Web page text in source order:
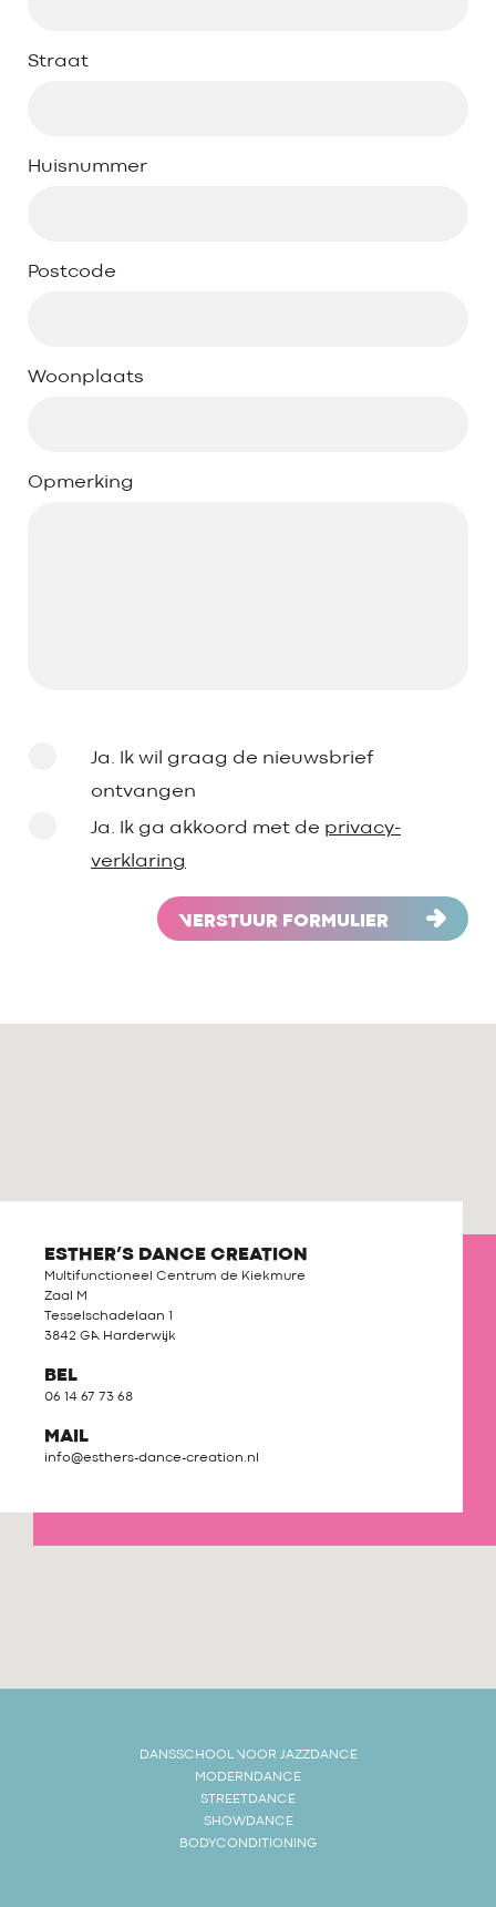
Straat
Huisnummer
Postcode
Woonplaats
Opmerking
Ja. Ik wil graag de nieuwsbrief
ontvangen
Ja. Ik ga akkoord met de privacy-
verklaring
VERSTUUR FORMULIER
ESTHER’S DANCE CREATION
Multifunctioneel Centrum de Kiekmure
Zaal M
Tesselschadelaan 1
3842 GA Harderwijk
BEL
06 14 67 73 68
MAIL
info@esthers-dance-creation.nl
DANSSCHOOL VOOR JAZZDANCE
MODERNDANCE
STREETDANCE
SHOWDANCE
BODYCONDITIONING